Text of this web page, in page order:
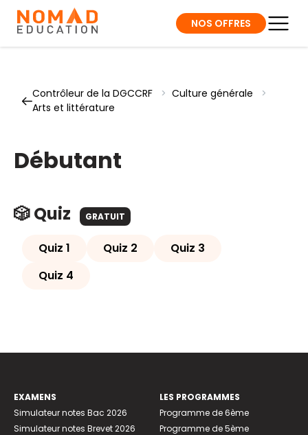
NOS OFFRES
Contrôleur de la DGCCRF > Culture générale
>
Arts et littérature
Débutant
🎲 Quiz GRATUIT
Quiz 1 Quiz 2
Quiz 3
Quiz 4
EXAMENS
Simulateur notes Bac 2026
Simulateur notes Brevet 2026
LES PROGRAMMES
Programme de 6ème
Programme de 5ème